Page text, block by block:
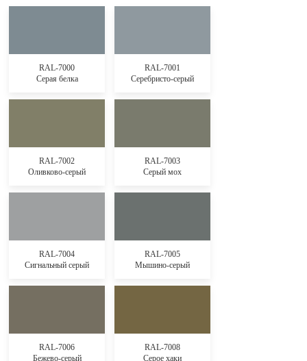
RAL-7000
Серая белка
RAL-7001
Серебристо-серый
RAL-7002
Оливково-серый
RAL-7003
Серый мох
RAL-7004
Сигнальный серый
RAL-7005
Мышино-серый
RAL-7006
Бежево-серый
RAL-7008
Серое хаки